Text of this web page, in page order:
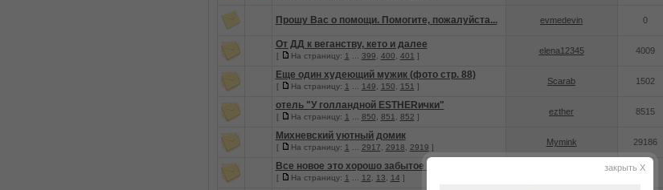
Пpoшу Вac о пoмoщи. Помогите, пожалуйста... evmedevin 0
От ДД к веганству, кето и далее
[ На страницу: 1 399 400 401 ]
elena12345 4009
Еще один худеющий мужик (фото стр. 88)
[ На страницу: 1 149 150 151 ]
Scarab 1502
отель "У голландной ESTHERички"
[ На страницу: 1 850 851 852 ]
ezther 8515
Михневский уютный домик
[ На страницу: 1 2917 2918 2919 ]
Mymink 29186
Все новое это хорошо забытое старое
[ На страницу: 1 12 13 14 ]
132
закрыть X